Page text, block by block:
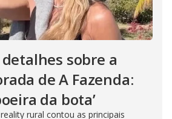
sobre a
de A Fazenda:
da bota’
rural contou as principais